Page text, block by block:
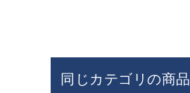
同じカテゴリの商品